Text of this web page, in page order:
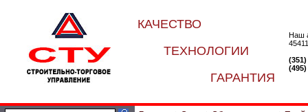
КАЧЕСТВО
ТЕХНОЛОГИИ
ГАРАНТИЯ
Наш